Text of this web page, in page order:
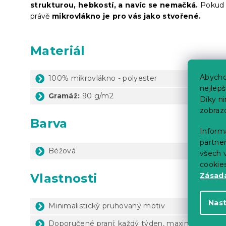
Díky
všech
strukturou, hebkostí, a navíc se nemačká.
právě mikrovlákno je pro vás jako stvořené.
Materiál
100% mikrovlákno - polyester
Gramáž: 90 g/m2
Barva
Béžová
Vlastnosti
Minimalistický pruhovaný motiv
Doporučené praní: každý týden, maximálně 1x za